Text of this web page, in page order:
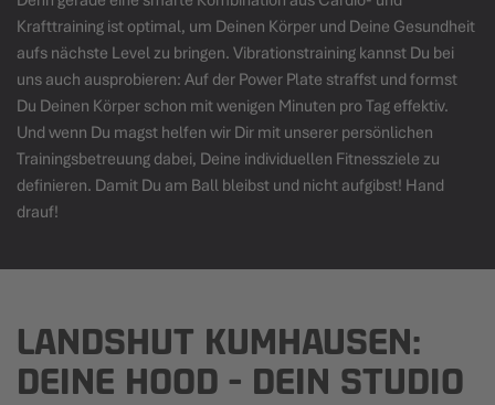
Krafttraining ist optimal, um Deinen Körper und Deine Gesundheit
aufs nächste Level zu bringen. Vibrationstraining kannst Du bei
uns auch ausprobieren: Auf der Power Plate straffst und formst
Du Deinen Körper schon mit wenigen Minuten pro Tag effektiv.
Und wenn Du magst helfen wir Dir mit unserer persönlichen
Trainingsbetreuung dabei, Deine individuellen Fitnessziele zu
definieren. Damit Du am Ball bleibst und nicht aufgibst! Hand
drauf!
LANDSHUT KUMHAUSEN:
DEINE HOOD - DEIN STUDIO